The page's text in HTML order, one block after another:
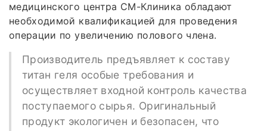
медицинского центра СМ-Клиника обладают
необходимой квалификацией для проведения
операции по увеличению полового члена.
Производитель предъявляет к составу
титан геля особые требования и
осуществляет входной контроль качества
поступаемого сырья. Оригинальный
продукт экологичен и безопасен, что